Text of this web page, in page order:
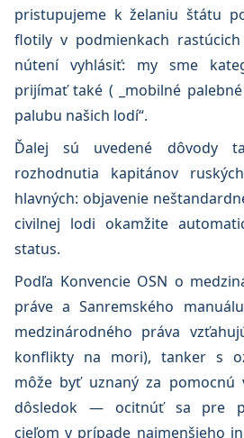
pristupujeme k želaniu štátu
flotily v podmienkach
nútení vyhlásiť: my sme
prijímať také ( _mobilné
palubu našich lodí“.
Ďalej sú uvedené dôvody
rozhodnutia kapitánov
hlavných: objavenie
civilnej lodi okamžite
status.
Podľa Konvencie OSN o
práve a Sanremského
medzinárodného práva
konflikty na mori), tanker s
môže byť uznaný za pomocnú
dôsledok — ocitnúť sa pre
cieľom v prípade najmenšieho